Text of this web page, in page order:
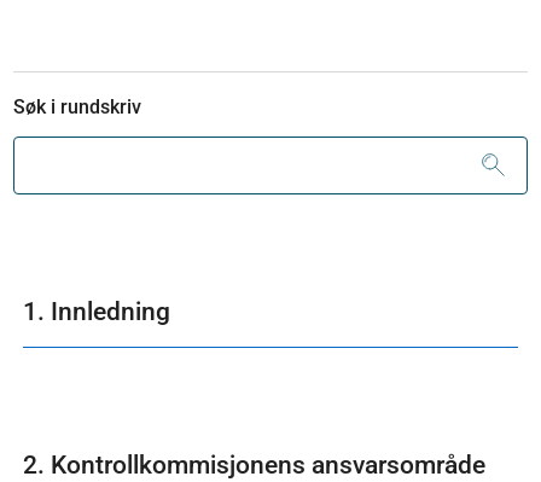
Søk i rundskriv
1. Innledning
2. Kontrollkommisjonens ansvarsområde